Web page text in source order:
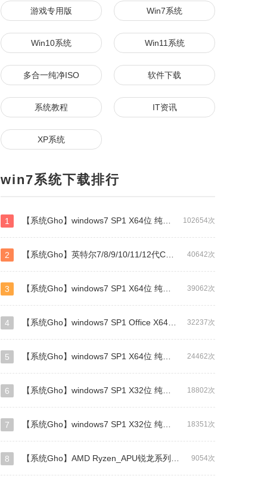
游戏专用版 Win7系统
Win10系统 Win11系统
多合一纯净ISO 软件下载
系统教程 IT资讯
XP系统
win7系统下载排行
102654次
1 【系统Gho】windows7 SP1 X64位 纯净旗舰版（万能驱动版）
40642次
2 【系统Gho】英特尔7/8/9/10/11/12代CPU专用 64位 WIN7
39062次
3 【系统Gho】windows7 SP1 X64位 纯净旗舰版（驱动总裁版）
32237次
4 【系统Gho】windows7 SP1 Office X64位 旗舰版（补丁更新至2026年1月)
24462次
5 【系统Gho】windows7 SP1 X64位 纯净专业版（GHO/WIM格式）
18802次
6 【系统Gho】windows7 SP1 X32位 纯净旗舰版（万能驱动版）
18351次
7 【系统Gho】windows7 SP1 X32位 纯净旗舰版（驱动总裁版）
9054次
8 【系统Gho】AMD Ryzen_APU锐龙系列CPU专用WIN7